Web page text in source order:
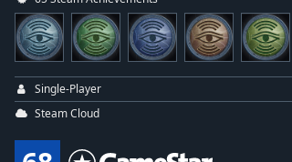
Single-Player
Steam Cloud